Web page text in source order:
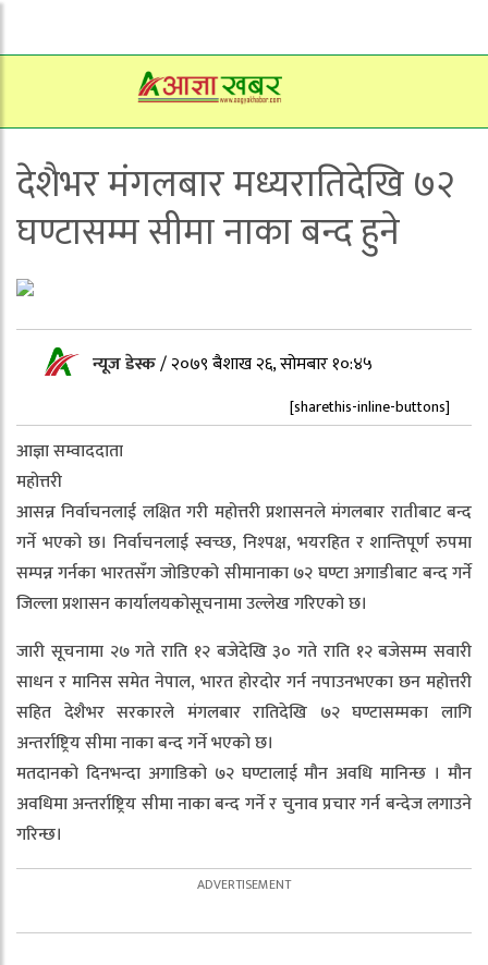
देशैभर मंगलबार मध्यरातिदेखि ७२
घण्टासम्म सीमा नाका बन्द हुने
न्यूज डेस्क/२०७९ बैशाख २६, सोमबार १०:४५
[sharethis-inline-buttons]
आज्ञा सम्वाददाता
महोत्तरी
आसन्न निर्वाचनलाई लक्षित गरी महोत्तरी प्रशासनले मंगलबार रातीबाट बन्द
गर्ने भएको छ। निर्वाचनलाई स्वच्छ, निश्पक्ष, भयरहित र शान्तिपूर्ण रुपमा
सम्पन्न गर्नका भारतसँग जोडिएको सीमानाका ७२ घण्टा अगाडीबाट बन्द गर्ने
जिल्ला प्रशासन कार्यालयकोसूचनामा उल्लेख गरिएको छ।
जारी सूचनामा २७ गते राति १२ बजेदेखि ३० गते राति १२ बजेसम्म सवारी
साधन र मानिस समेत नेपाल, भारत होरदोर गर्न नपाउनभएका छन महोत्तरी
सहित देशैभर सरकारले मंगलबार रातिदेखि ७२ घण्टासम्मका लागि
अन्तर्राष्ट्रिय सीमा नाका बन्द गर्ने भएको छ।
मतदानको दिनभन्दा अगाडिको ७२ घण्टालाई मौन अवधि मानिन्छ । मौन
अवधिमा अन्तर्राष्ट्रिय सीमा नाका बन्द गर्ने र चुनाव प्रचार गर्न बन्देज लगाउने
गरिन्छ।